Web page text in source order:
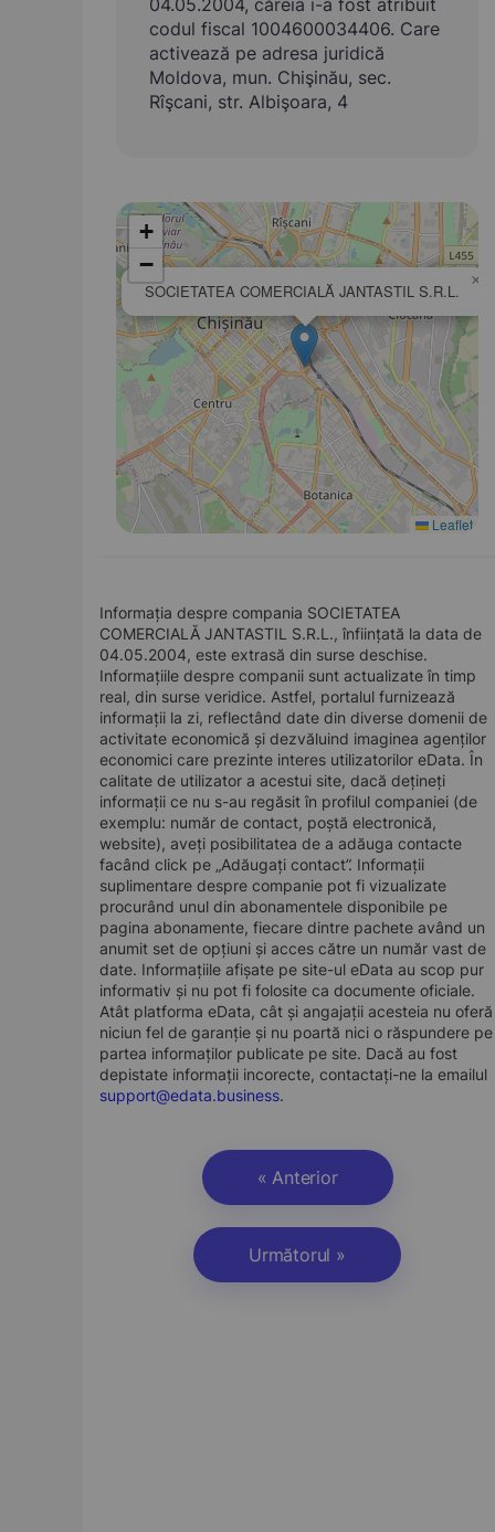
04.05.2004, căreia i-a fost atribuit
codul fiscal 1004600034406. Care
activează pe adresa juridică
Moldova, mun. Chişinău, sec.
Rîşcani, str. Albişoara, 4
SOCIETATEA COMERCIALĂ JANTASTIL S.R.L.
×
+
−
Leaflet
Informația despre compania SOCIETATEA
COMERCIALĂ JANTASTIL S.R.L., înființată la data de
04.05.2004, este extrasă din surse deschise.
Informațiile despre companii sunt actualizate în timp
real, din surse veridice. Astfel, portalul furnizează
informații la zi, reflectând date din diverse domenii de
activitate economică și dezvăluind imaginea agenților
economici care prezinte interes utilizatorilor eData. În
calitate de utilizator a acestui site, dacă dețineți
informații ce nu s-au regăsit în profilul companiei (de
exemplu: număr de contact, poștă electronică,
website), aveți posibilitatea de a adăuga contacte
facând click pe „Adăugați contact”. Informații
suplimentare despre companie pot fi vizualizate
procurând unul din abonamentele disponibile pe
pagina abonamente, fiecare dintre pachete având un
anumit set de opțiuni și acces către un număr vast de
date. Informațiile afișate pe site-ul eData au scop pur
informativ și nu pot fi folosite ca documente oficiale.
Atât platforma eData, cât și angajații acesteia nu oferă
niciun fel de garanție și nu poartă nici o răspundere pe
partea informaților publicate pe site. Dacă au fost
depistate informații incorecte, contactați-ne la emailul
support@edata.business.
« Anterior
Următorul »